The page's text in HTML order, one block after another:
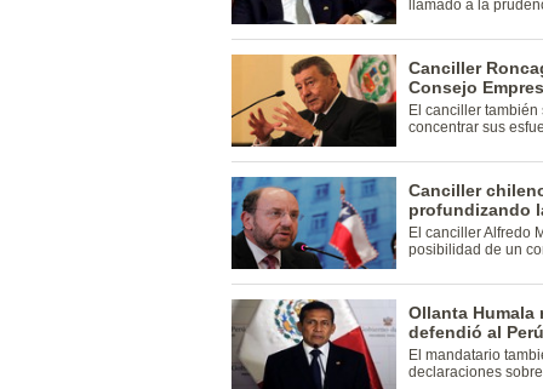
llamado a la
Canciller
Consejo
El canciller
concentrar sus
Canciller
profundizando
El canciller Alfredo
posibilidad de un
Ollanta
defendió al
El mandatario
declaraciones